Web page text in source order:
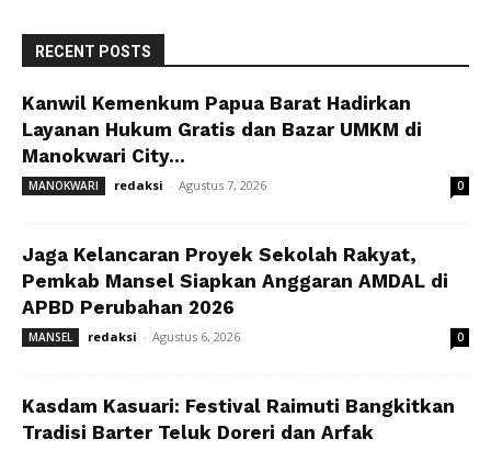
RECENT POSTS
Kanwil Kemenkum Papua Barat Hadirkan
Layanan Hukum Gratis dan Bazar UMKM di
Manokwari City...
MANOKWARI redaksi - Agustus 7, 2026 0
Jaga Kelancaran Proyek Sekolah Rakyat,
Pemkab Mansel Siapkan Anggaran AMDAL di
APBD Perubahan 2026
MANSEL redaksi - Agustus 6, 2026 0
Kasdam Kasuari: Festival Raimuti Bangkitkan
Tradisi Barter Teluk Doreri dan Arfak